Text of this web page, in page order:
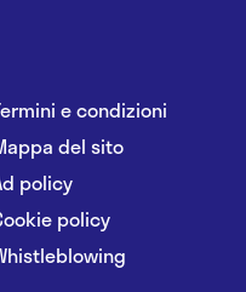
e condizioni
del sito
policy
policy